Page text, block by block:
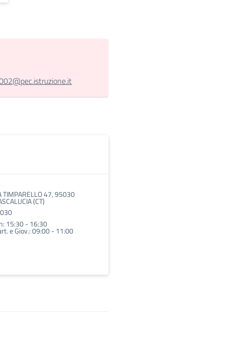
TIMPARELLO 47, 95030
(CT)
15:30 - 16:30
e Giov.: 09:00 - 11:00